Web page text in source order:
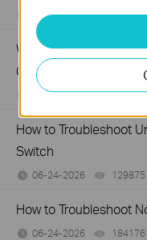
07-16-2026 317015
What Can I Do If My
Connected to an
07-16-2026 359119
How to Troubleshoot
Switch
06-24-2026 129875
How to Troubleshoot
06-24-2026 184176